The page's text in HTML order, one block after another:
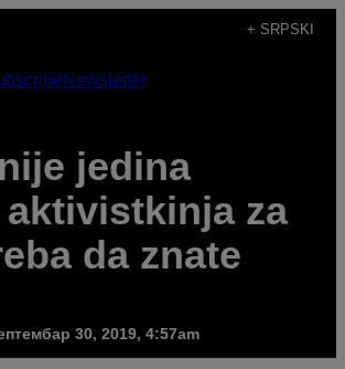
+ SRPSKI
Newsletter
jedina
aktivistkinja za
da znate
30, 2019, 4:57am